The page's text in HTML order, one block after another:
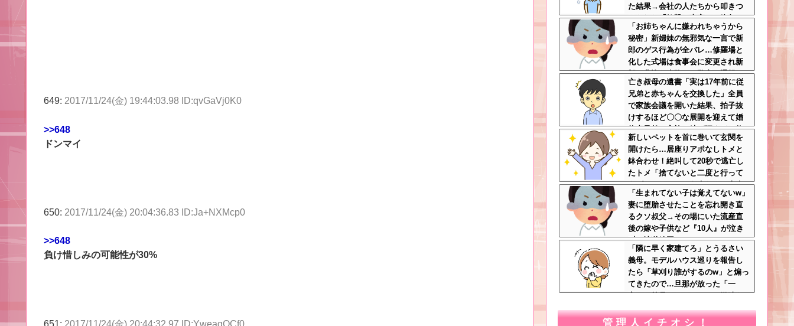
649: 2017/11/24(金) 19:44:03.98 ID:qvGaVj0K0
>>648
ドンマイ
650: 2017/11/24(金) 20:04:36.83 ID:Ja+NXMcp0
>>648
負け惜しみの可能性が30%
651: 2017/11/24(金) 20:44:32.97 ID:YweagOCf0
た結果→会社の人たちから叩きつ
けられた「衝撃の事実」に絶句
「お姉ちゃんに嫌われちゃうから
秘密」新婦妹の無邪気な一言で新
郎のゲス行為が全バレ…修羅場と
化した式場は食事会に変更され新
郎は悲惨な末路へ←警察に通報さ
れてもおかしくないレベル
亡き叔母の遺書「実は17年前に従
兄弟と赤ちゃんを交換した」全員
で家族会議を開いた結果、拍子抜
けするほど〇〇な展開を迎えて婚
約者呆然←家族の絆が深すぎて修
羅場にならんかった
新しいペットを首に巻いて玄関を
開けたら…居座りアポなしトメと
鉢合わせ！絶叫して20秒で逃亡し
たトメ「捨てないと二度と行って
あげない！」←もう来なくて大丈
夫ですｗ
「生まれてない子は覚えてないw」
妻に堕胎させたことを忘れ開き直
るクソ叔父→その場にいた流産直
後の嫁や子供など『10人』が泣き
叫ぶ地獄絵図へ
「隣に早く家建てろ」とうるさい
義母。モデルハウス巡りを報告し
たら「草刈り誰がするのw」と煽っ
てきたので…旦那が放った「一
言」に義母オロオロｗｗ←嫌味を
管理人イチオシ！